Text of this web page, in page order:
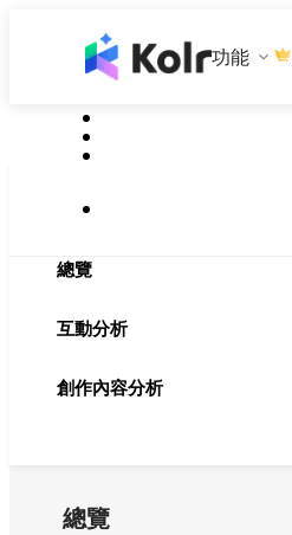
功能
總覽
互動分析
創作內容分析
總覽